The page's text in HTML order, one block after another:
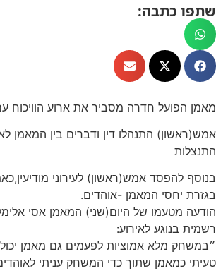
שתפו כתבה:
מאמן הפועל חדרה מסביר את ארוע הוויכוח
אמש(ראשון) התנהלו דין ודברים בין המאמן
התנצלות
בנוסף להפסד אמש(ראשון) לעירוני
בגזרת יחסי המאמן -אוהדים.
הודעה מטעמו של היום(שני) המאמן אסי
רשמית בנוגע לאירוע:
״במשחק מלא אמוציות לפעמים גם מאמן
טעיתי כמאמן שתוך כדי המשחק עניתי